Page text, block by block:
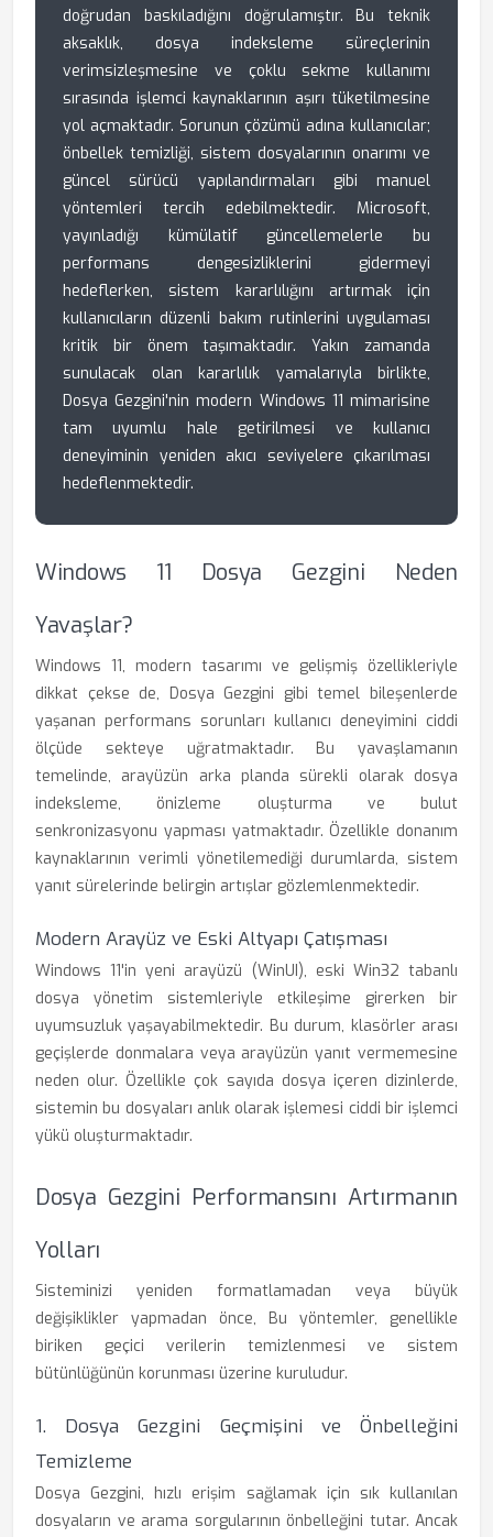
doğrudan baskıladığını doğrulamıştır. Bu teknik
aksaklık, dosya indeksleme süreçlerinin
verimsizleşmesine ve çoklu sekme kullanımı
sırasında işlemci kaynaklarının aşırı tüketilmesine
yol açmaktadır. Sorunun çözümü adına kullanıcılar;
önbellek temizliği, sistem dosyalarının onarımı ve
güncel sürücü yapılandırmaları gibi manuel
yöntemleri tercih edebilmektedir. Microsoft,
yayınladığı kümülatif güncellemelerle bu
performans dengesizliklerini gidermeyi
hedeflerken, sistem kararlılığını artırmak için
kullanıcıların düzenli bakım rutinlerini uygulaması
kritik bir önem taşımaktadır. Yakın zamanda
sunulacak olan kararlılık yamalarıyla birlikte,
Dosya Gezgini'nin modern Windows 11 mimarisine
tam uyumlu hale getirilmesi ve kullanıcı
deneyiminin yeniden akıcı seviyelere çıkarılması
hedeflenmektedir.
Windows 11 Dosya Gezgini Neden
Yavaşlar?
Windows 11, modern tasarımı ve gelişmiş özellikleriyle
dikkat çekse de, Dosya Gezgini gibi temel bileşenlerde
yaşanan performans sorunları kullanıcı deneyimini ciddi
ölçüde sekteye uğratmaktadır. Bu yavaşlamanın
temelinde, arayüzün arka planda sürekli olarak dosya
indeksleme, önizleme oluşturma ve bulut
senkronizasyonu yapması yatmaktadır. Özellikle donanım
kaynaklarının verimli yönetilemediği durumlarda, sistem
yanıt sürelerinde belirgin artışlar gözlemlenmektedir.
Modern Arayüz ve Eski Altyapı Çatışması
Windows 11'in yeni arayüzü (WinUI), eski Win32 tabanlı
dosya yönetim sistemleriyle etkileşime girerken bir
uyumsuzluk yaşayabilmektedir. Bu durum, klasörler arası
geçişlerde donmalara veya arayüzün yanıt vermemesine
neden olur. Özellikle çok sayıda dosya içeren dizinlerde,
sistemin bu dosyaları anlık olarak işlemesi ciddi bir işlemci
yükü oluşturmaktadır.
Dosya Gezgini Performansını Artırmanın
Yolları
Sisteminizi yeniden formatlamadan veya büyük
değişiklikler yapmadan önce, Bu yöntemler, genellikle
biriken geçici verilerin temizlenmesi ve sistem
bütünlüğünün korunması üzerine kuruludur.
1. Dosya Gezgini Geçmişini ve Önbelleğini
Temizleme
Dosya Gezgini, hızlı erişim sağlamak için sık kullanılan
dosyaların ve arama sorgularının önbelleğini tutar. Ancak